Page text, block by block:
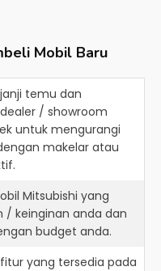
Mobil Baru
temu dan
/ showroom
untuk mengurangi
makelar atau
Mitsubishi yang
/ keinginan anda dan
budget anda.
yang tersedia pada